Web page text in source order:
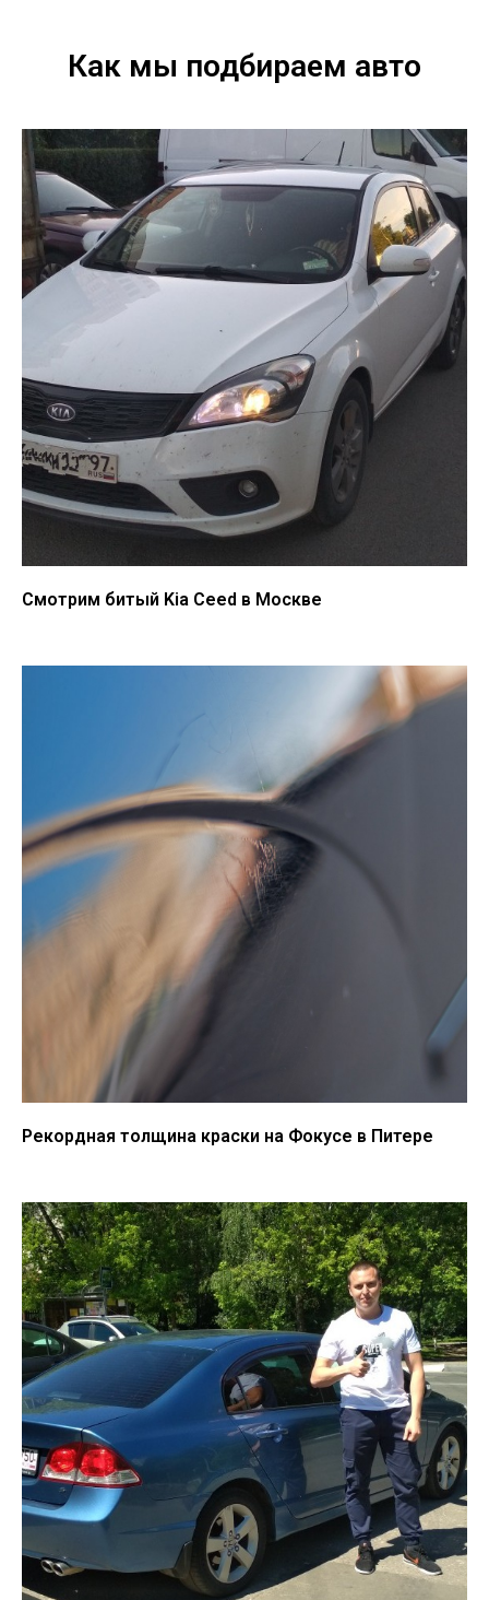
Как мы подбираем авто
Смотрим битый Kia Ceed в Москве
Рекордная толщина краски на Фокусе в Питере